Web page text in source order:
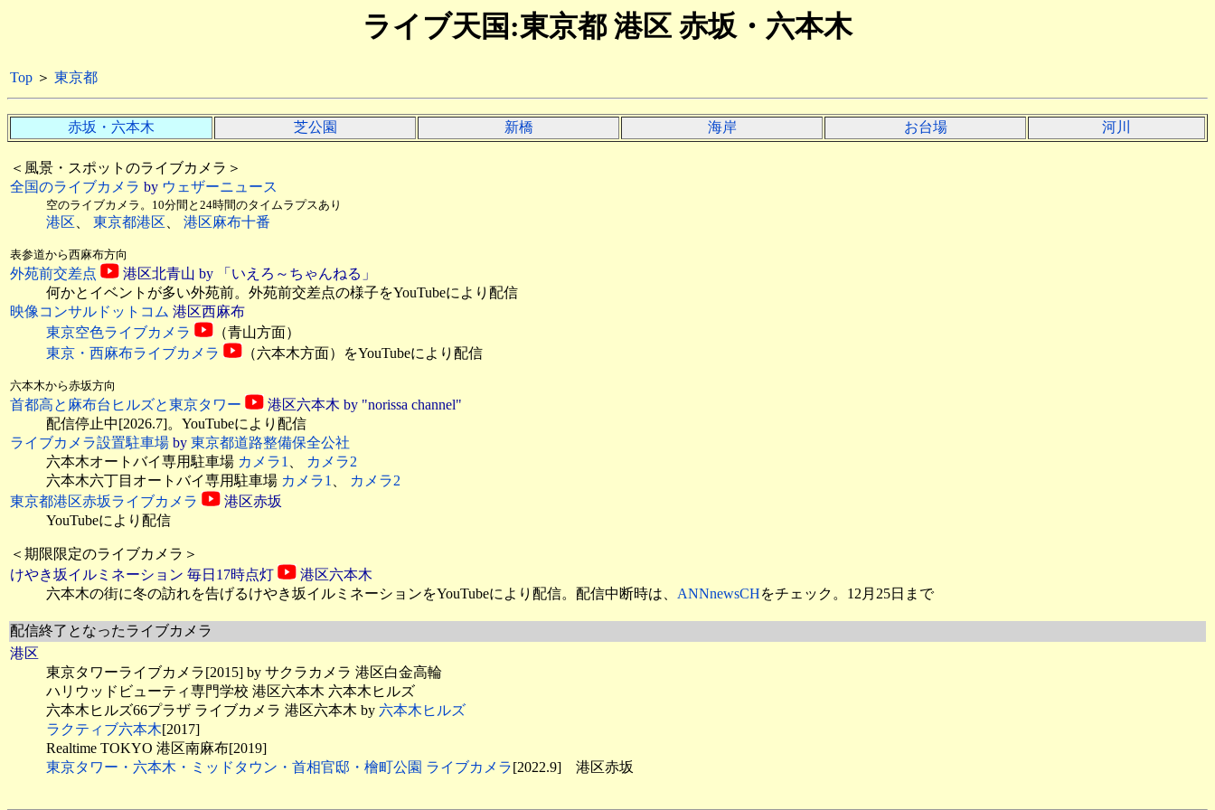
ライブ天国:東京都 港区 赤坂・六本木
Top ＞ 東京都
赤坂・六本木 芝公園 新橋 海岸 お台場 河川
＜風景・スポットのライブカメラ＞
全国のライブカメラ by ウェザーニュース
空のライブカメラ。10分間と24時間のタイムラプスあり
港区、 東京都港区、 港区麻布十番
表参道から西麻布方向
外苑前交差点 港区北青山 by 「いえろ～ちゃんねる」
何かとイベントが多い外苑前。外苑前交差点の様子をYouTubeにより配信
映像コンサルドットコム 港区西麻布
東京空色ライブカメラ
（青山方面）
東京・西麻布ライブカメラ
（六本木方面）をYouTubeにより配信
六本木から赤坂方向
首都高と麻布台ヒルズと東京タワー
港区六本木 by "norissa channel"
配信停止中[2026.7]。YouTubeにより配信
ライブカメラ設置駐車場 by 東京都道路整備保全公社
六本木オートバイ専用駐車場 カメラ1、
カメラ2
六本木六丁目オートバイ専用駐車場 カメラ1、
カメラ2
東京都港区赤坂ライブカメラ
港区赤坂
YouTubeにより配信
＜期限限定のライブカメラ＞
けやき坂イルミネーション 毎日17時点灯
港区六本木
六本木の街に冬の訪れを告げるけやき坂イルミネーションをYouTubeにより配信。配信中断時は、 ANNnewsCHをチェック。12月25日まで
配信終了となったライブカメラ
港区
東京タワーライブカメラ[2015] by サクラカメラ 港区白金高輪
ハリウッドビューティ専門学校 港区六本木 六本木ヒルズ
六本木ヒルズ66プラザ ライブカメラ 港区六本木 by 六本木ヒルズ
ラクティブ六本木[2017]
Realtime TOKYO 港区南麻布[2019]
東京タワー・六本木・ミッドタウン・首相官邸・檜町公園 ライブカメラ[2022.9] 港区赤坂